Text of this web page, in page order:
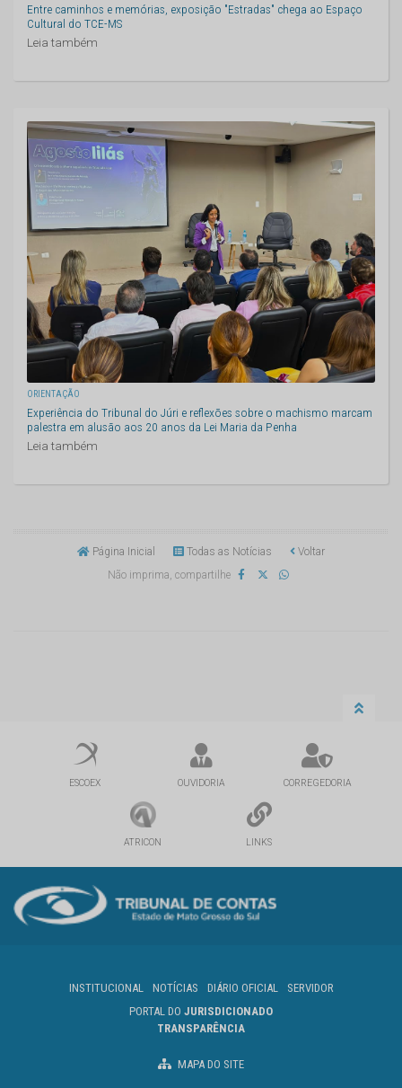
Entre caminhos e memórias, exposição "Estradas" chega ao Espaço
Cultural do TCE-MS
Leia também
ORIENTAÇÃO
Experiência do Tribunal do Júri e reflexões sobre o machismo marcam
palestra em alusão aos 20 anos da Lei Maria da Penha
Leia também
Página Inicial Todas as Notícias
Voltar
Não imprima, compartilhe
ESCOEX OUVIDORIA CORREGEDORIA
ATRICON LINKS
INSTITUCIONAL NOTÍCIAS DIÁRIO OFICIAL
SERVIDOR
PORTAL DO JURISDICIONADO
TRANSPARÊNCIA
MAPA DO SITE